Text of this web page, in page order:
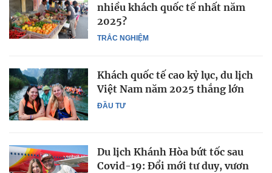
TRẮC NGHIỆM
nhiều khách quốc tế nhất năm
2025?
ĐẦU TƯ
Khách quốc tế cao kỷ lục, du lịch
Việt Nam năm 2025 thắng lớn
Du lịch Khánh Hòa bứt tốc sau
Covid-19: Đổi mới tư duy, vươn